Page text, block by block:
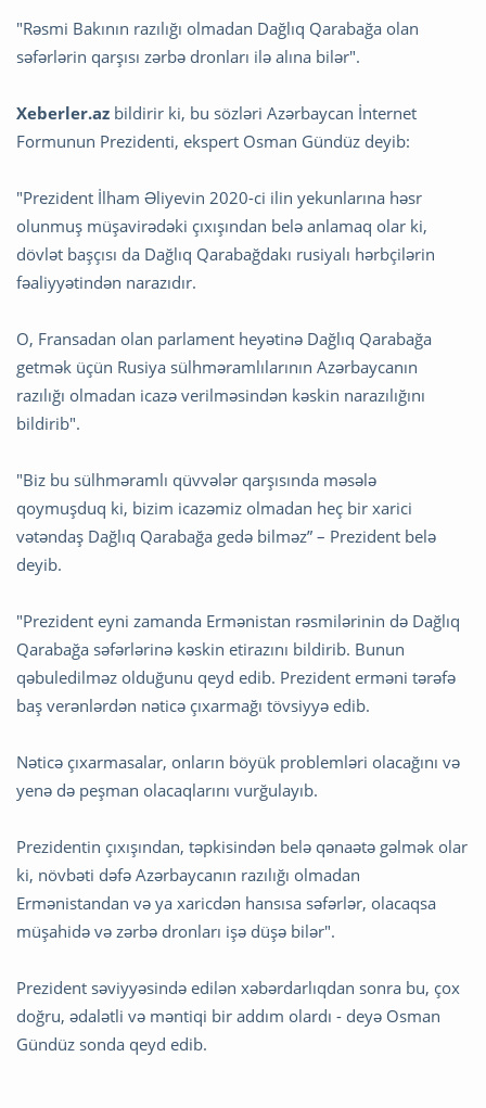
"Rəsmi Bakının razılığı olmadan Dağlıq Qarabağa olan
səfərlərin qarşısı zərbə dronları ilə alına bilər".
Xeberler.az bildirir ki, bu sözləri Azərbaycan İnternet
Formunun Prezidenti, ekspert Osman Gündüz deyib:
"Prezident İlham Əliyevin 2020-ci ilin yekunlarına həsr
olunmuş müşavirədəki çıxışından belə anlamaq olar ki,
dövlət başçısı da Dağlıq Qarabağdakı rusiyalı hərbçilərin
fəaliyyətindən narazıdır.
O, Fransadan olan parlament heyətinə Dağlıq Qarabağa
getmək üçün Rusiya sülhməramlılarının Azərbaycanın
razılığı olmadan icazə verilməsindən kəskin narazılığını
bildirib".
"Biz bu sülhməramlı qüvvələr qarşısında məsələ
qoymuşduq ki, bizim icazəmiz olmadan heç bir xarici
vətəndaş Dağlıq Qarabağa gedə bilməz” – Prezident belə
deyib.
"Prezident eyni zamanda Ermənistan rəsmilərinin də Dağlıq
Qarabağa səfərlərinə kəskin etirazını bildirib. Bunun
qəbuledilməz olduğunu qeyd edib. Prezident erməni tərəfə
baş verənlərdən nəticə çıxarmağı tövsiyyə edib.
Nəticə çıxarmasalar, onların böyük problemləri olacağını və
yenə də peşman olacaqlarını vurğulayıb.
Prezidentin çıxışından, təpkisindən belə qənaətə gəlmək olar
ki, növbəti dəfə Azərbaycanın razılığı olmadan
Ermənistandan və ya xaricdən hansısa səfərlər, olacaqsa
müşahidə və zərbə dronları işə düşə bilər".
Prezident səviyyəsində edilən xəbərdarlıqdan sonra bu, çox
doğru, ədalətli və məntiqi bir addım olardı - deyə Osman
Gündüz sonda qeyd edib.